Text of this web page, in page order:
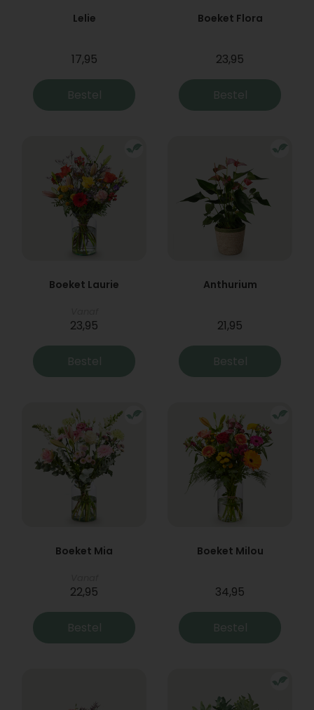
Lelie
17,95
Bestel
Boeket Flora
23,95
Bestel
Boeket Laurie
23,95
Bestel
Anthurium
21,95
Bestel
Boeket Mia
22,95
Bestel
Boeket Milou
34,95
Bestel